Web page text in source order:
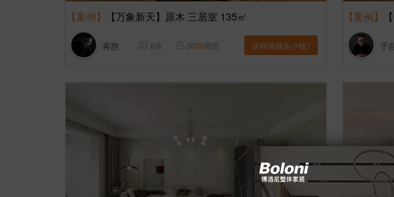
【案例】 【万象新天】原木 三居室 135㎡
蒋胜 6张 3030浏览 这样装修多少钱?
【案例】
于